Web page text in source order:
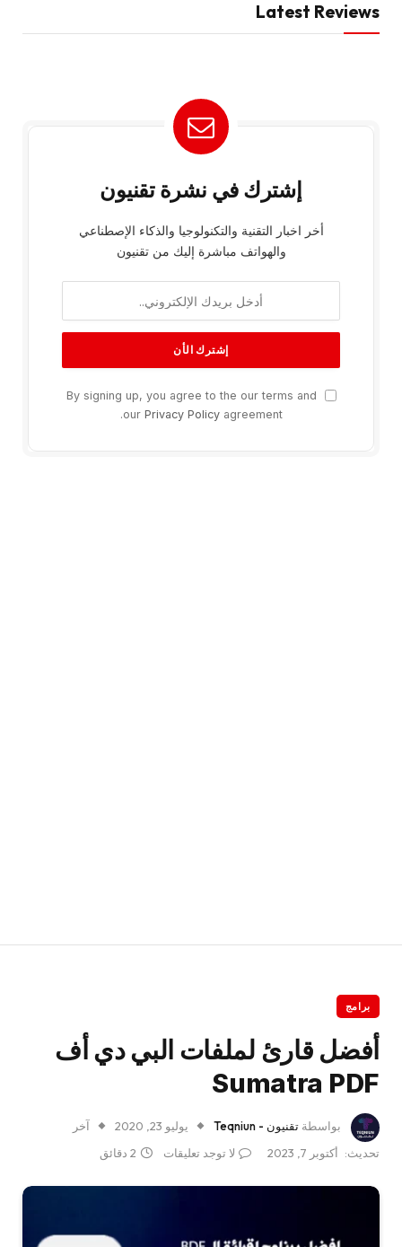
Latest Reviews
إشترك في نشرة تقنيون
أخر اخبار التقنية والتكنولوجيا والذكاء الإصطناعي
والهواتف مباشرة إليك من تقنيون
By signing up, you agree to the our terms and
our Privacy Policyagreement.
برامج
أفضل قارئ لملفات البي دي أف
Sumatra PDF
بواسطة تقنيون - Teqniun يوليو 23, 2020
آخر
تحديث:
أكتوبر 7, 2023 لا توجد تعليقات 2 دقائق